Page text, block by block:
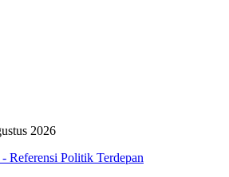
2026
Referensi Politik Terdepan